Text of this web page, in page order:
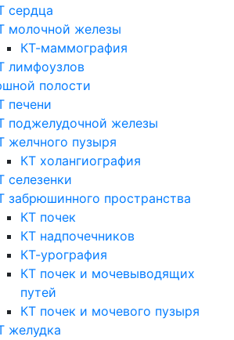
сердца
молочной железы
КТ-маммография
лимфоузлов
полости
печени
поджелудочной железы
желчного пузыря
КТ холангиография
селезенки
забрюшинного пространства
КТ почек
КТ надпочечников
КТ-урография
КТ почек и мочевыводящих
путей
КТ почек и мочевого пузыря
желудка